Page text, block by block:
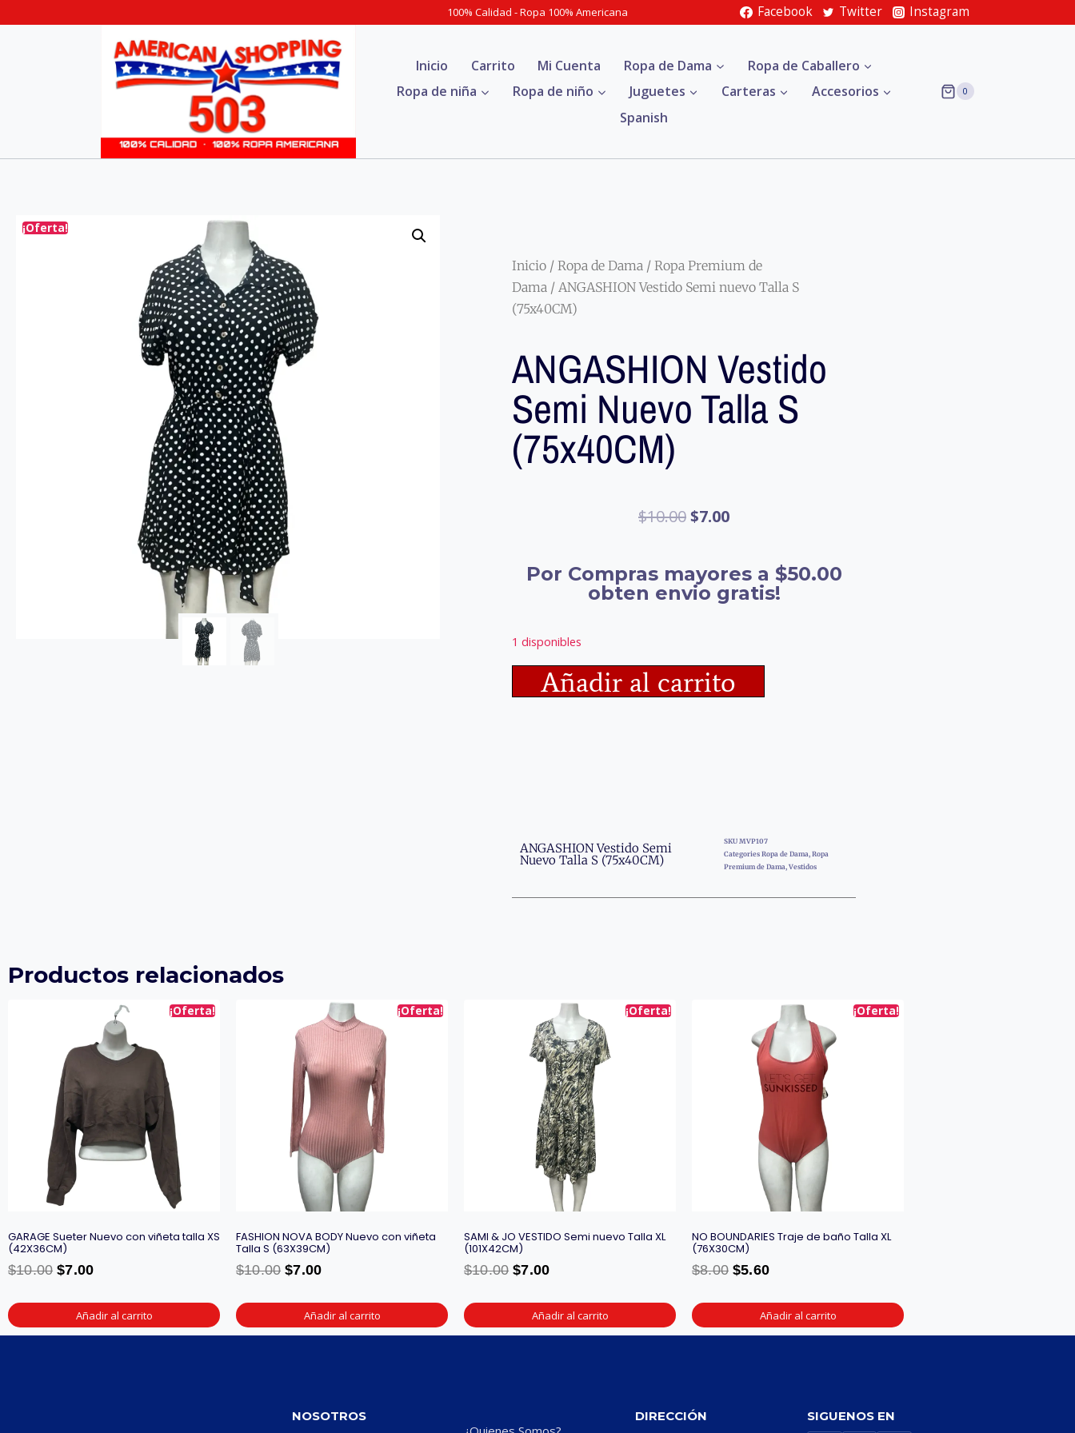
100% Calidad - Ropa 100% Americana Facebook Twitter Instagram
Inicio Carrito Mi Cuenta Ropa de Dama
Ropa de Caballero
Ropa de niña
Ropa de niño Juguetes Carteras
Accesorios
Spanish
0
¡Oferta!
Inicio / Ropa de Dama / Ropa Premium de
Dama / ANGASHION Vestido Semi nuevo Talla S
(75x40CM)
ANGASHION Vestido
Semi Nuevo Talla S
(75x40CM)
$10.00$7.00
Por Compras mayores a $50.00
obten envio gratis!
1 disponibles
Añadir al carrito
ANGASHION Vestido Semi
Nuevo Talla S (75x40CM)
SKU MVP107
Categories Ropa de Dama, Ropa
Premium de Dama, Vestidos
Productos relacionados
¡Oferta!
GARAGE Sueter Nuevo con viñeta talla XS
(42X36CM)
$10.00 $7.00
Añadir al carrito
¡Oferta!
FASHION NOVA BODY Nuevo con viñeta
Talla S (63X39CM)
$10.00 $7.00
Añadir al carrito
¡Oferta!
SAMI & JO VESTIDO Semi nuevo Talla XL
(101X42CM)
$10.00 $7.00
Añadir al carrito
¡Oferta!
NO BOUNDARIES Traje de baño Talla XL
(76X30CM)
$8.00 $5.60
Añadir al carrito
NOSOTROS DIRECCIÓN SIGUENOS EN